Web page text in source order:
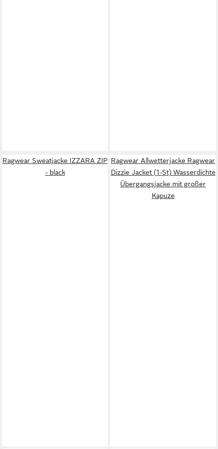
Ragwear Sweatjacke IZZARA ZIP
- black
Ragwear Allwetterjacke Ragwear
Dizzie Jacket (1-St) Wasserdichte
Übergangsjacke mit großer
Kapuze